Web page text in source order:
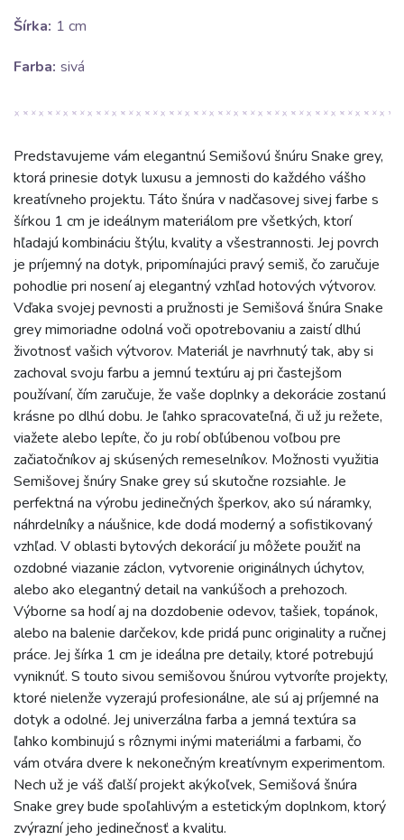
Šírka: 1 cm
Farba: sivá
Predstavujeme vám elegantnú Semišovú šnúru Snake grey,
ktorá prinesie dotyk luxusu a jemnosti do každého vášho
kreatívneho projektu. Táto šnúra v nadčasovej sivej farbe s
šírkou 1 cm je ideálnym materiálom pre všetkých, ktorí
hľadajú kombináciu štýlu, kvality a všestrannosti. Jej povrch
je príjemný na dotyk, pripomínajúci pravý semiš, čo zaručuje
pohodlie pri nosení aj elegantný vzhľad hotových výtvorov.
Vďaka svojej pevnosti a pružnosti je Semišová šnúra Snake
grey mimoriadne odolná voči opotrebovaniu a zaistí dlhú
životnosť vašich výtvorov. Materiál je navrhnutý tak, aby si
zachoval svoju farbu a jemnú textúru aj pri častejšom
používaní, čím zaručuje, že vaše doplnky a dekorácie zostanú
krásne po dlhú dobu. Je ľahko spracovateľná, či už ju režete,
viažete alebo lepíte, čo ju robí obľúbenou voľbou pre
začiatočníkov aj skúsených remeselníkov. Možnosti využitia
Semišovej šnúry Snake grey sú skutočne rozsiahle. Je
perfektná na výrobu jedinečných šperkov, ako sú náramky,
náhrdelníky a náušnice, kde dodá moderný a sofistikovaný
vzhľad. V oblasti bytových dekorácií ju môžete použiť na
ozdobné viazanie záclon, vytvorenie originálnych úchytov,
alebo ako elegantný detail na vankúšoch a prehozoch.
Výborne sa hodí aj na dozdobenie odevov, tašiek, topánok,
alebo na balenie darčekov, kde pridá punc originality a ručnej
práce. Jej šírka 1 cm je ideálna pre detaily, ktoré potrebujú
vyniknúť. S touto sivou semišovou šnúrou vytvoríte projekty,
ktoré nielenže vyzerajú profesionálne, ale sú aj príjemné na
dotyk a odolné. Jej univerzálna farba a jemná textúra sa
ľahko kombinujú s rôznymi inými materiálmi a farbami, čo
vám otvára dvere k nekonečným kreatívnym experimentom.
Nech už je váš ďalší projekt akýkoľvek, Semišová šnúra
Snake grey bude spoľahlivým a estetickým doplnkom, ktorý
zvýrazní jeho jedinečnosť a kvalitu.